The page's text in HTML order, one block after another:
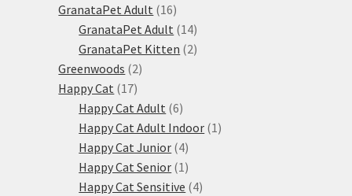
produktů
GranataPet Adult 1616
produktů
GranataPet Adult 1414
produktů
GranataPet Kitten 22
Greenwoods 22
Happy Cat 1717
produktů
Happy Cat Adult 66
produktů
Happy Cat Adult Indoor 11
Happy Cat Junior 44
produkty
Happy Cat Senior 11
produkt
Happy Cat Sensitive 44